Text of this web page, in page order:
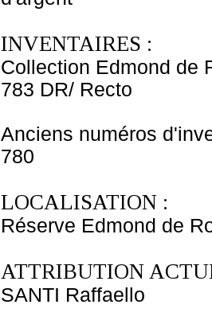
INVENTAIRES :
Collection Edmond de
783 DR/ Recto
Anciens numéros
780
LOCALISATION :
Réserve Edmond de
ATTRIBUTION
SANTI Raffaello